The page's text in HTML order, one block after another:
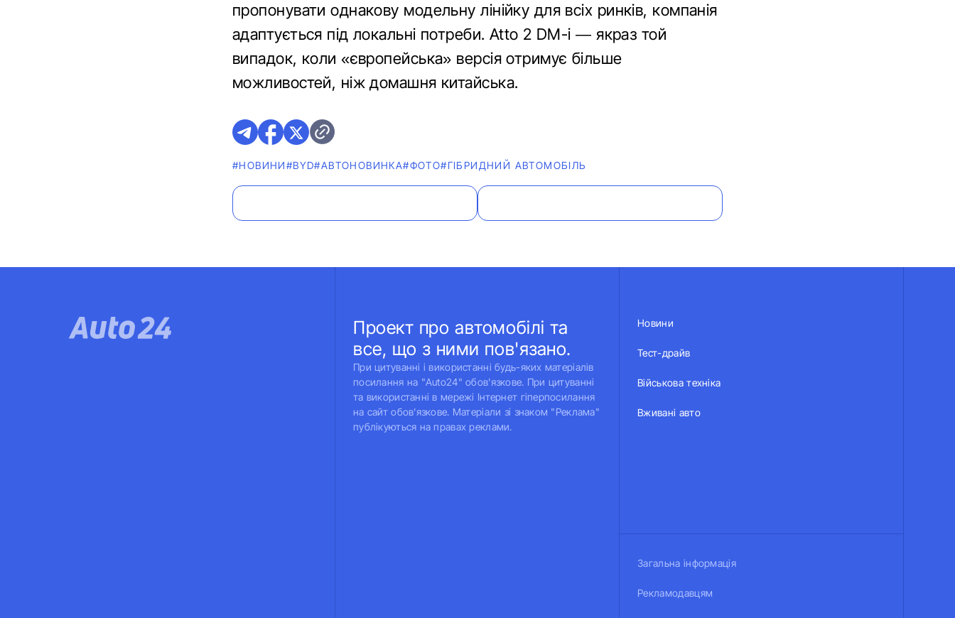
пропонувати однакову модельну лінійку для всіх ринків, компанія
адаптується під локальні потреби. Atto 2 DM-i — якраз той
випадок, коли «європейська» версія отримує більше
можливостей, ніж домашня китайська.
#НОВИНИ#BYD#АВТОНОВИНКА#ФОТО#ГІБРИДНИЙ АВТОМОБІЛЬ
Проект про автомобілі та
все, що з ними пов'язано.
При цитуванні і використанні будь-яких матеріалів
посилання на "Auto24" обов'язкове. При цитуванні
та використанні в мережі Інтернет гіперпосилання
на сайт обов'язкове. Матеріали зі знаком "Реклама"
публікуються на правах реклами.
Новини
Тест-драйв
Військова техніка
Вживані авто
Загальна інформація
Рекламодавцям